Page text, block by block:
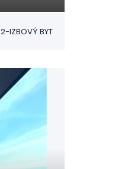
2-IZBOVÝ BYT